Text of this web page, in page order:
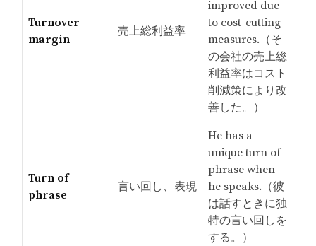
Turnover
margin
売上総利益率
improved due
to cost-cutting
measures.（そ
の会社の売上総
利益率はコスト
削減策により改
善した。）
Turn of
phrase
言い回し、表現
He has a
unique turn of
phrase when
he speaks.（彼
は話すときに独
特の言い回しを
する。）